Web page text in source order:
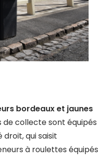
bordeaux et jaunes
de collecte sont équipés
droit, qui saisit
à roulettes équipés